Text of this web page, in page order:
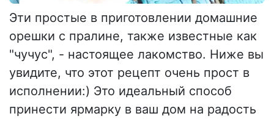
Эти простые в приготовлении домашние
орешки с пралине, также известные как
"чучус", - настоящее лакомство. Ниже вы
увидите, что этот рецепт очень прост в
исполнении:) Это идеальный способ
принести ярмарку в ваш дом на радость